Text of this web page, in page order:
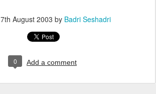
7th August 2003 by Badri Seshadri
0 Add a comment